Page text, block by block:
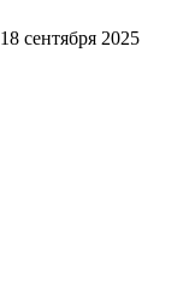
18 сентября 2025